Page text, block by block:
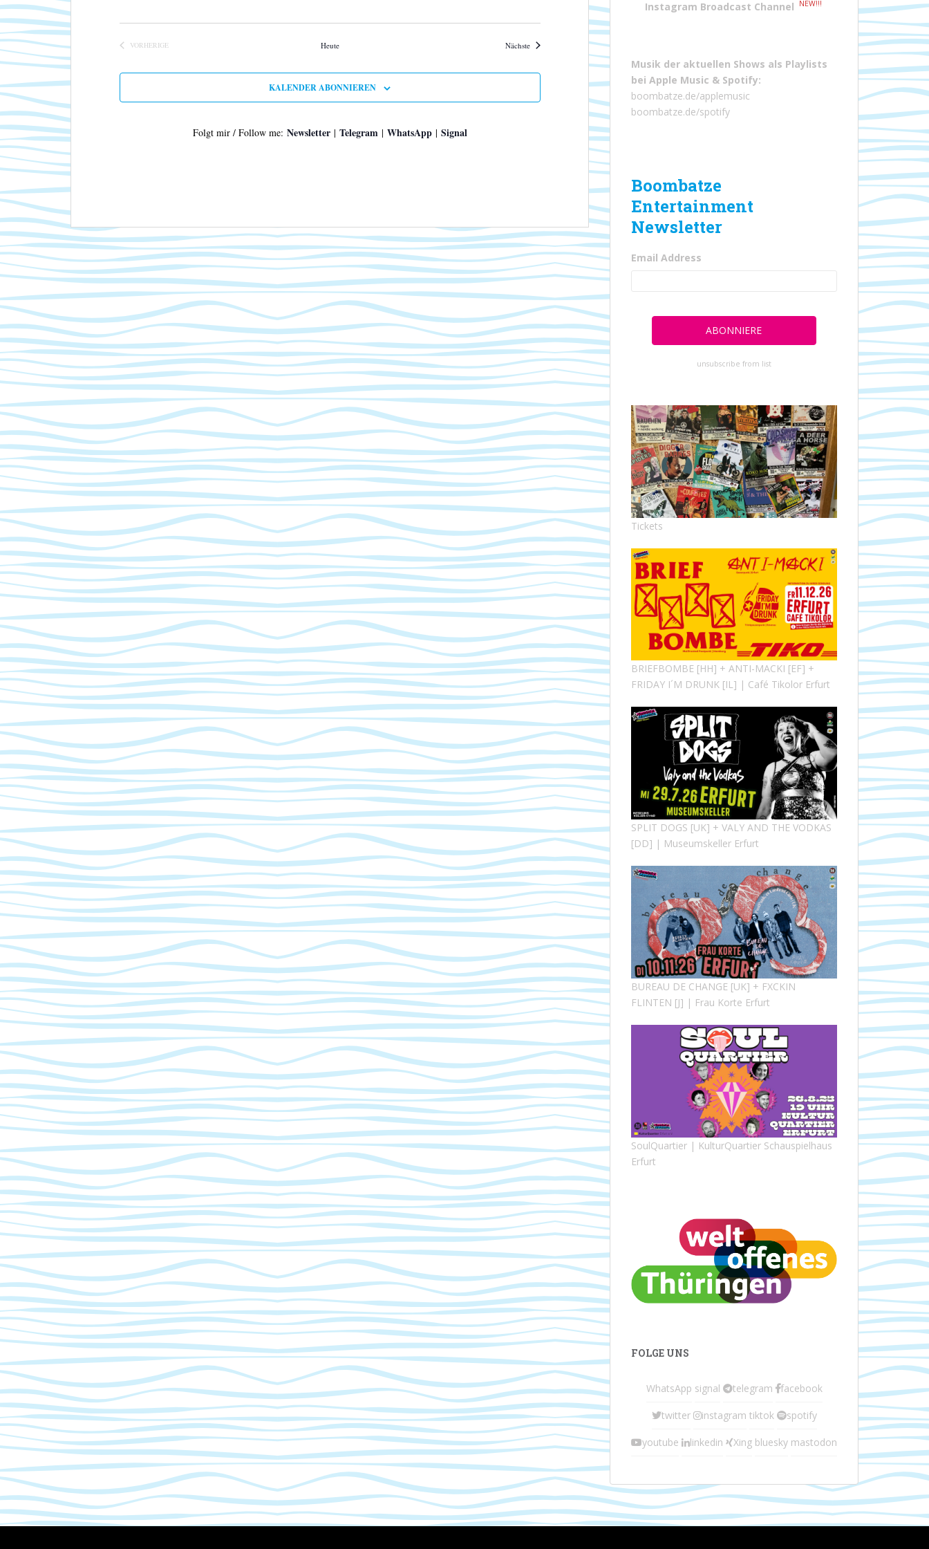
VORHERIGE
Heute NächsteVeranstaltungen
KALENDER ABONNIEREN
Folgt mir / Follow me: Newsletter| Telegram | WhatsApp| Signal
Instagram Broadcast Channel
NEW!!!
Musik der aktuellen Shows als Playlists
bei Apple Music & Spotify:
boombatze.de/applemusic
boombatze.de/spotify
Boombatze
Entertainment
Newsletter
Email Address
unsubscribe from list
Tickets
BRIEFBOMBE [HH] + ANTI-MACKI [EF] +
FRIDAY I´M DRUNK [IL] | Café Tikolor Erfurt
SPLIT DOGS [UK] + VALY AND THE VODKAS
[DD] | Museumskeller Erfurt
BUREAU DE CHANGE [UK] + FXCKIN
FLINTEN [J] | Frau Korte Erfurt
SoulQuartier | KulturQuartier Schauspielhaus
Erfurt
FOLGE UNS
WhatsApp signal telegram facebook
twitter instagram tiktok spotify
youtube linkedin Xing bluesky mastodon